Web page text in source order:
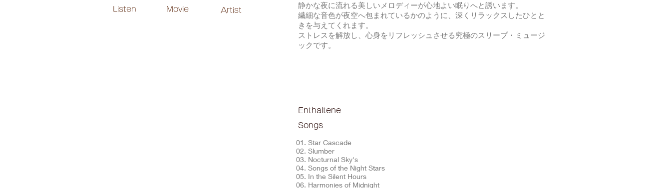
Listen​ Movie ​Artist
静かな夜に流れる美しいメロディーが心地よい眠りへと誘います。
繊細な音色が夜空へ包まれているかのように、深くリラックスしたひとと
きを与えてくれます。
ストレスを解放し、心身をリフレッシュさせる究極のスリープ・ミュージ
ックです。
Enthaltene
Songs
01. Star Cascade
02. Slumber
03. Nocturnal Sky's
04. Songs of the Night Stars
05. In the Silent Hours
06. Harmonies of Midnight